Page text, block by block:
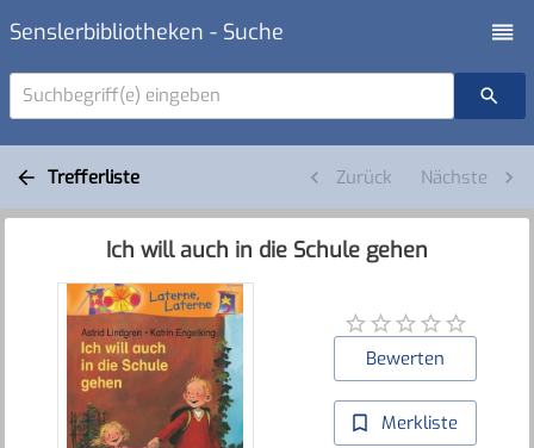
Senslerbibliotheken - Suche
Suchbegriff(e) eingeben
Trefferliste Zurück Nächste
Ich will auch in die Schule gehen
Bewerten
Merkliste